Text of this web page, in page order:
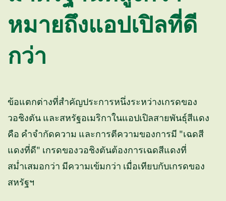
หมายถึงแอปเปิลที่ดี
กว่า
ข้อแตกต่างที่สำคัญประการหนึ่งระหว่างเกรดของ
วอชิงตัน และสหรัฐอเมริกาในแอปเปิลสายพันธุ์สีแดง
คือ คำจำกัดความ และการตีความของการมี "เฉดสี
แดงที่ดี" เกรดของวอชิงตันต้องการเฉดสีแดงที่
สม่ำเสมอกว่า มีความเข้มกว่า เมื่อเทียบกับเกรดของ
สหรัฐฯ